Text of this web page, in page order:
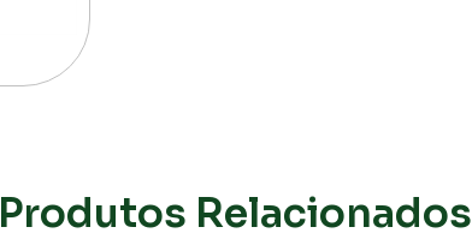
Produtos Relacionados